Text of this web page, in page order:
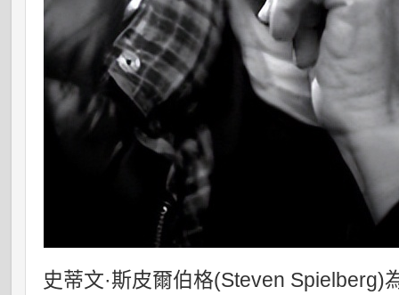
史蒂文·斯皮爾伯格(Steven Spielberg)